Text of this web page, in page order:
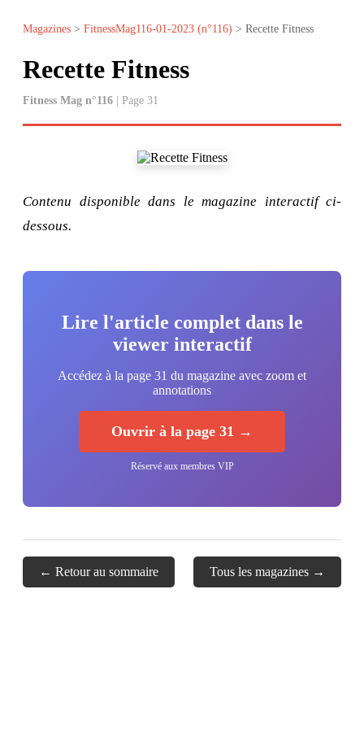
Magazines > FitnessMag116-01-2023 (n°116) > Recette Fitness
Recette Fitness
Fitness Mag n°116 | Page 31
Contenu disponible dans le magazine interactif ci-
dessous.
Lire l'article complet dans le
viewer interactif
Accédez à la page 31 du magazine avec zoom et
annotations
Ouvrir à la page 31 →
Réservé aux membres VIP
← Retour au sommaire Tous les magazines →